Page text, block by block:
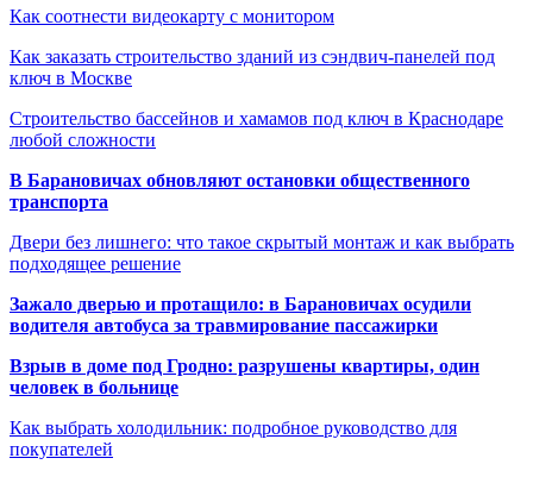
Как соотнести видеокарту с монитором
Как заказать строительство зданий из сэндвич-панелей под
ключ в Москве
Строительство бассейнов и хамамов под ключ в Краснодаре
любой сложности
В Барановичах обновляют остановки общественного
транспорта
Двери без лишнего: что такое скрытый монтаж и как выбрать
подходящее решение
Зажало дверью и протащило: в Барановичах осудили
водителя автобуса за травмирование пассажирки
Взрыв в доме под Гродно: разрушены квартиры, один
человек в больнице
Как выбрать холодильник: подробное руководство для
покупателей